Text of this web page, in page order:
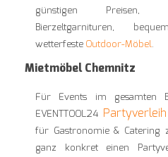
günstigen Preisen,
Bierzeltgarnituren,
wetterfeste Outdoor-Möbel.
Mietmöbel Chemnitz
Für Events im gesamten
EVENTTOOL24 Partyverleih
für Gastronomie & Catering
ganz konkret einen